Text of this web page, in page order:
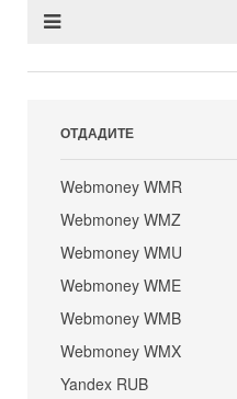
ОТДАДИТЕ
Webmoney WMR
Webmoney WMZ
Webmoney WMU
Webmoney WME
Webmoney WMB
Webmoney WMX
Yandex RUB